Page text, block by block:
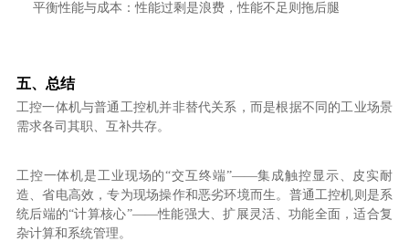
平衡性能与成本：性能过剩是浪费，性能不足则拖后腿
五、总结
工控一体机与普通工控机并非替代关系，而是根据不同的工业场景
需求各司其职、互补共存。
工控一体机是工业现场的“交互终端”——集成触控显示、皮实耐
造、省电高效，专为现场操作和恶劣环境而生。普通工控机则是系
统后端的“计算核心”——性能强大、扩展灵活、功能全面，适合复
杂计算和系统管理。